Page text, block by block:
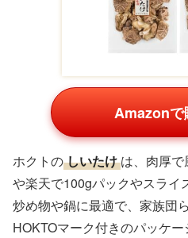
Amazonで
ホクトのしいたけ は、肉厚
や楽天で100gパックやスライ
炒め物や鍋に最適で、家族団
HOKTOマーク付きのパッケ